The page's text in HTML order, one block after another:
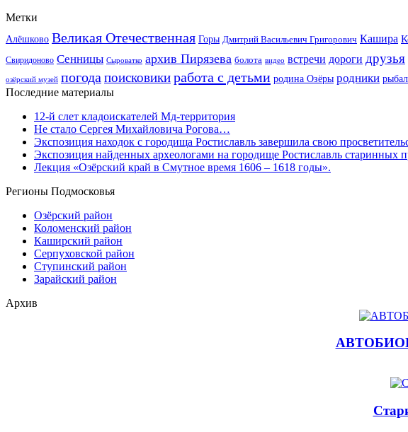
Метки
Алёшково Великая Отечественная Горы Дмитрий Васильевич Григорович Кашира
Свиридоново Сенницы Сыроватко архив Пирязева болота видео встречи дороги друзья
озёрский музей погода поисковикиработа с детьми родина Озёры родники
Последние материалы
12-й слет кладоискателей Мд-территория
Не стало Сергея Михайловича Рогова…
Экспозиция находок с городища Ростиславль завершила свою
Экспозиция найденных археологами на городище Ростиславль старинных
Лекция «Озёрский край в Смутное время 1606 – 1618 годы».
Регионы Подмосковья
Озёрский район
Коломенский район
Каширский район
Серпуховской район
Ступинский район
Зарайский район
Архив